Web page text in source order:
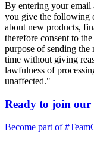
By entering your email
you give the following
about new products,
therefore consent to
purpose of sending the
time without giving
lawfulness of
unaffected."
Ready to join our
Become part of